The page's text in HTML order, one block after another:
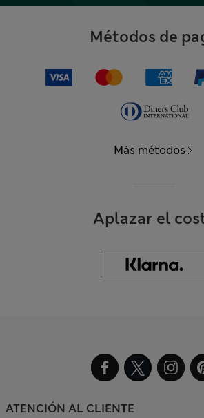
Métodos de
Más métodos
Aplazar el
ATENCIÓN AL CLIENTE